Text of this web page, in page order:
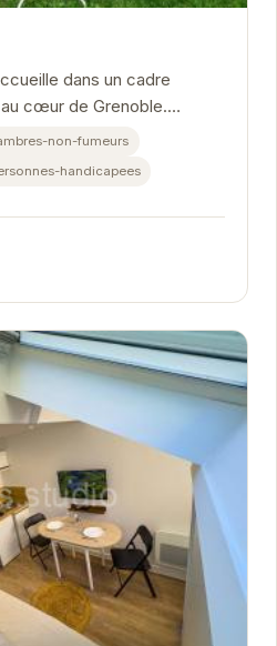
dans un cadre
cœur de Grenoble.
et des commodités,
non-fumeurs
handicapees